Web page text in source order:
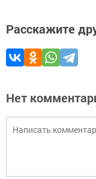
Расскажите
Нет